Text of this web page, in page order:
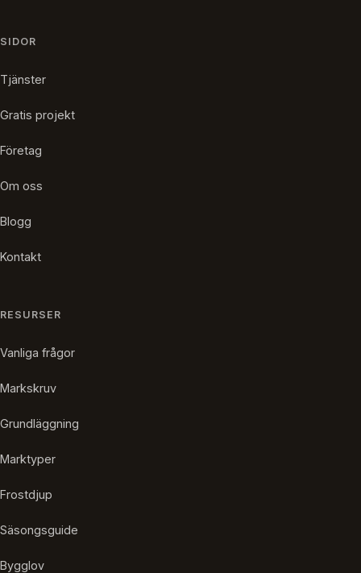
SIDOR
Tjänster
Gratis projekt
Företag
Om oss
Blogg
Kontakt
RESURSER
Vanliga frågor
Markskruv
Grundläggning
Marktyper
Frostdjup
Säsongsguide
Bygglov